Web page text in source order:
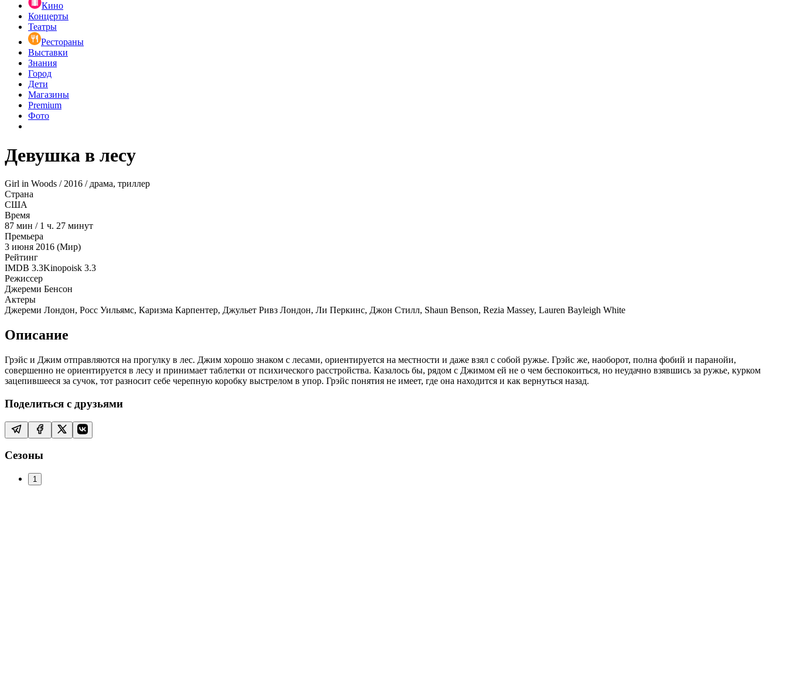
Кино
Концерты
Театры
Рестораны
Выставки
Знания
Город
Дети
Магазины
Premium
Фото
Девушка в лесу
Girl in Woods / 2016 / драма, триллер
Страна
США
Время
87 мин / 1 ч. 27 минут
Премьера
3 июня 2016 (Мир)
Рейтинг
IMDB 3.3Kinopoisk 3.3
Режиссер
Джереми Бенсон
Актеры
Джереми Лондон, Росс Уильямс, Каризма Карпентер, Джульет Ривз Лондон, Ли Перкинс, Джон Стилл, Shaun Benson, Rezia Massey, Lauren Bayleigh White
Описание
Грэйс и Джим отправляются на прогулку в лес. Джим хорошо знаком с лесами, ориентируется на местности и даже взял с собой ружье. Грэйс же, наоборот, полна фобий и паранойи,
совершенно не ориентируется в лесу и принимает таблетки от психического расстройства. Казалось бы, рядом с Джимом ей не о чем беспокоиться, но неудачно взявшись за ружье, курком
зацепившееся за сучок, тот разносит себе черепную коробку выстрелом в упор. Грэйс понятия не имеет, где она находится и как вернуться назад.
Поделиться с друзьями
Сезоны
1